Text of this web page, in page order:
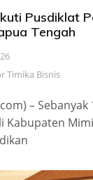
Pusdiklat
Tengah
Timika Bisnis
– Sebanyak
Kabupaten